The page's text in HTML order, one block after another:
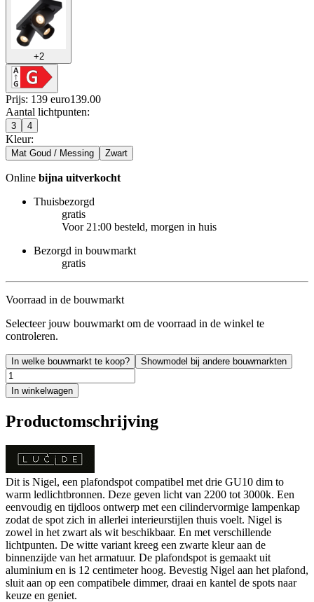
+2
Prijs: 139 euro139.00
Aantal lichtpunten:
3 4
Kleur:
Mat Goud / Messing Zwart
Online bijna uitverkocht
Thuisbezorgd
gratis
Voor 21:00 besteld, morgen in huis
Bezorgd in bouwmarkt
gratis
Voorraad in de bouwmarkt
Selecteer jouw bouwmarkt om de voorraad in de winkel te
controleren.
In welke bouwmarkt te koop? Showmodel bij andere bouwmarkten
In winkelwagen
Productomschrijving
Dit is Nigel, een plafondspot compatibel met drie GU10 dim to
warm ledlichtbronnen. Deze geven licht van 2200 tot 3000k. Een
eenvoudig en tijdloos ontwerp met een cilindervormige lampenkap
zodat de spot zich in allerlei interieurstijlen thuis voelt. Nigel is
zowel in het zwart als wit beschikbaar. En met verschillende
lichtpunten. De witte variant kreeg een zwarte kleur aan de
binnenzijde van het armatuur. De plafondspot is gemaakt uit
aluminium en is 12 centimeter hoog. Bevestig Nigel aan het plafond,
sluit aan op een compatibele dimmer, draai en kantel de spots naar
keuze en geniet.